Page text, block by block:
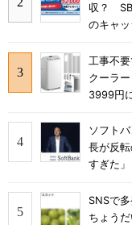
収？
のキャ
工事不
クーラ
3999円
ソフト
長が反
すぎた」
SNSで
ちょう